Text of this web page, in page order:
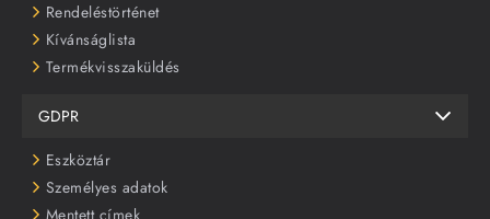
Rendeléstörténet
Kívánságlista
Termékvisszaküldés
GDPR
Eszköztár
Személyes adatok